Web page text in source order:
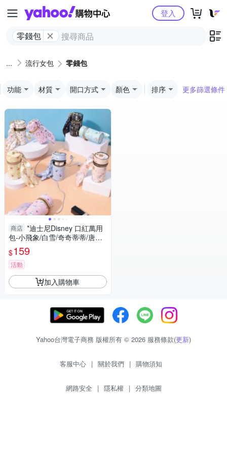
Yahoo購物中心
零錢包
登入
流行女包 零錢包
功能 材質 開口方式 顏色 排序 更多篩選條件
商店 *迪士尼Disney 口紅萬用
包-小飛象/白雪/奇奇蒂蒂/唐老
鴨/黑魔女/玩具總動員/瑪麗貓/
維尼
$159
活動
加入購物車
Yahoo台灣電子商務 版權所有 © 2026 服務條款(更新)
客服中心 | 關於我們 | 購物須知
網路安全 | 隱私權 | 分類地圖